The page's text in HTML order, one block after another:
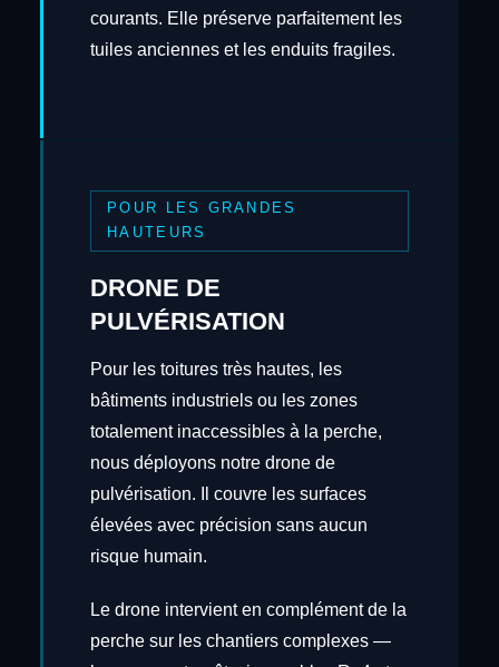
courants. Elle préserve parfaitement les
tuiles anciennes et les enduits fragiles.
POUR LES GRANDES
HAUTEURS
DRONE DE
PULVÉRISATION
Pour les toitures très hautes, les
bâtiments industriels ou les zones
totalement inaccessibles à la perche,
nous déployons notre drone de
pulvérisation. Il couvre les surfaces
élevées avec précision sans aucun
risque humain.
Le drone intervient en complément de la
perche sur les chantiers complexes —